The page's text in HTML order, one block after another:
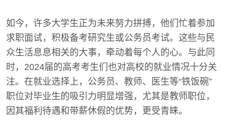
如今，许多大学生正为未来努力拼搏，他们忙着参加
求职面试，积极备考研究生或公务员考试。这些与民
众生活息息相关的大事，牵动着每个人的心。与此同
时，2024届的高考考生们也对高校的就业情况十分关
注。在就业选择上，公务员、教师、医生等“铁饭碗”
职位对毕业生的吸引力明显增强，尤其是教师职位，
因其福利待遇和带薪休假的优势，更受青睐。